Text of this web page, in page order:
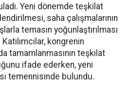
Yeni dönemde teşkilat
saha çalışmalarının
temasın yoğunlaştırılması
kongrenin
tamamlanmasının teşkilat
ifade ederken, yeni
temennisinde bulundu.